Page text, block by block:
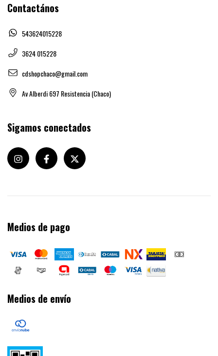
Contactános
543624015228
3624 015228
cdshopchaco@gmail.com
Av Alberdi 697 Resistencia (Chaco)
Sigamos conectados
Medios de pago
Medios de envío